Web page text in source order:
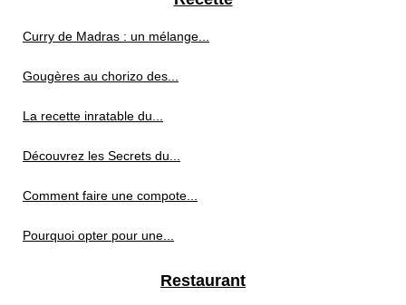
Curry de Madras : un mélange...
Gougères au chorizo des...
La recette inratable du...
Découvrez les Secrets du...
Comment faire une compote...
Pourquoi opter pour une...
Restaurant